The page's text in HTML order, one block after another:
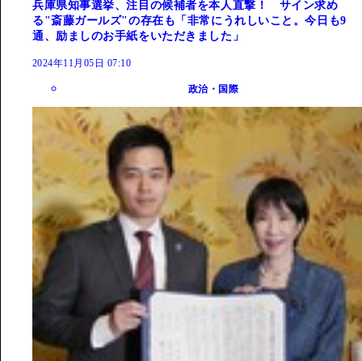
兵庫県知事選挙、注目の候補者を本人直撃！ サイン求め
る"斎藤ガールズ"の存在も「非常にうれしいこと。今日も9
通、励ましのお手紙をいただきました」
2024年11月05日 07:10
政治・国際